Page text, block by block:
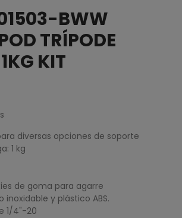
BWW
TRÍPODE
KIT
diversas opciones de soporte
1 kg
de goma para agarre
inoxidable y plástico ABS.
1/4"-20